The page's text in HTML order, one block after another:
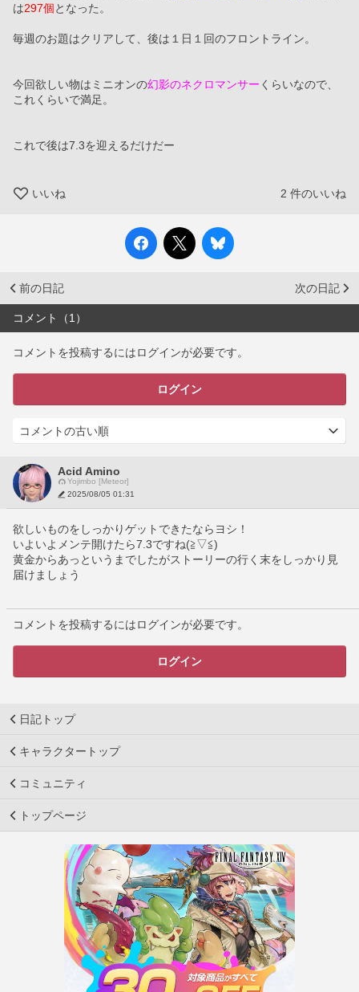
は297個となった。
毎週のお題はクリアして、後は１日１回のフロントライン。
今回欲しい物はミニオンの幻影のネクロマンサー くらいなので、
これくらいで満足。
これで後は7.3を迎えるだけだー
いいね 2 件のいいね
前の日記 次の日記
コメント（1）
コメントを投稿するにはログインが必要です。
ログイン
Acid Amino
Yojimbo [Meteor]
2025/08/05 01:31
欲しいものをしっかりゲットできたならヨシ！
いよいよメンテ開けたら7.3ですね(≧▽≦)
黄金からあっというまでしたがストーリーの行く末をしっかり見
届けましょう
コメントを投稿するにはログインが必要です。
ログイン
日記トップ
キャラクタートップ
コミュニティ
トップページ